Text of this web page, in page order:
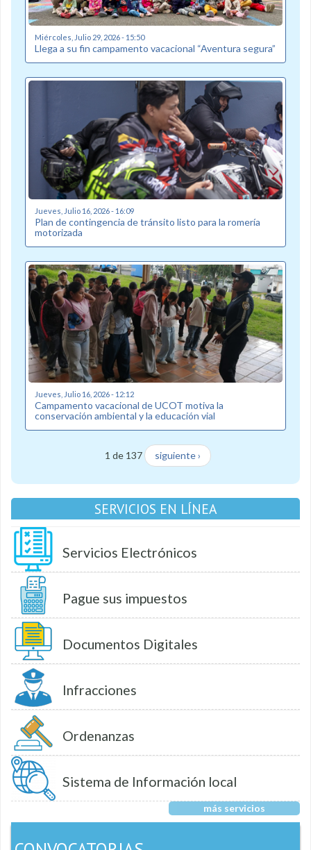
Miércoles, Julio 29, 2026 - 15:50
Llega a su fin campamento vacacional “Aventura segura”
Jueves, Julio 16, 2026 - 16:09
Plan de contingencia de tránsito listo para la romería
motorizada
Jueves, Julio 16, 2026 - 12:12
Campamento vacacional de UCOT motiva la
conservación ambiental y la educación vial
1 de 137 siguiente ›
SERVICIOS EN LÍNEA
Servicios Electrónicos
Pague sus impuestos
Documentos Digitales
Infracciones
Ordenanzas
Sistema de Información local
más servicios